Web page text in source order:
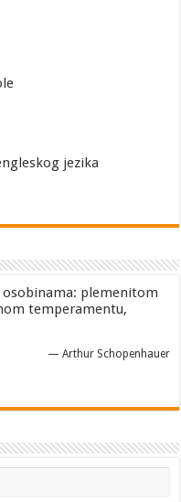
jezika
osobinama: plemenitom
temperamentu,
— Arthur Schopenhauer